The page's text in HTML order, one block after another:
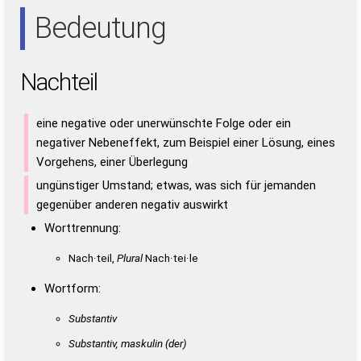
Bedeutung
Nachteil
eine negative oder unerwünschte Folge oder ein
negativer Nebeneffekt, zum Beispiel einer Lösung, eines
Vorgehens, einer Überlegung
ungünstiger Umstand; etwas, was sich für jemanden
gegenüber anderen negativ auswirkt
Worttrennung:
Nach·teil, PluralNach·tei·le
Wortform:
Substantiv
Substantiv, maskulin(der)